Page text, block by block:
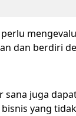
dan berdiri
sana juga
yang